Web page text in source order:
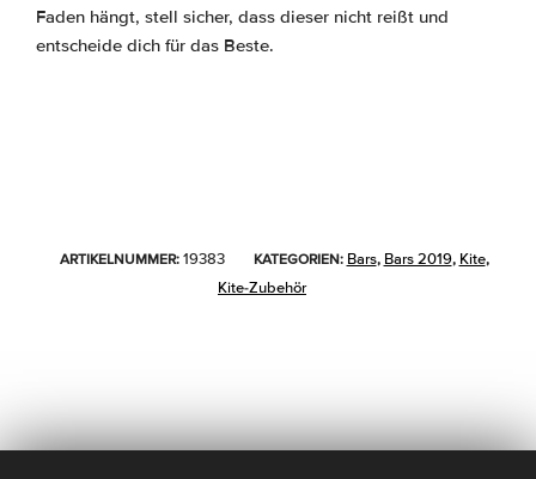
Faden hängt, stell sicher, dass dieser nicht reißt und
entscheide dich für das Beste.
ARTIKELNUMMER: 19383 KATEGORIEN: Bars, Bars 2019, Kite,
Kite-Zubehör